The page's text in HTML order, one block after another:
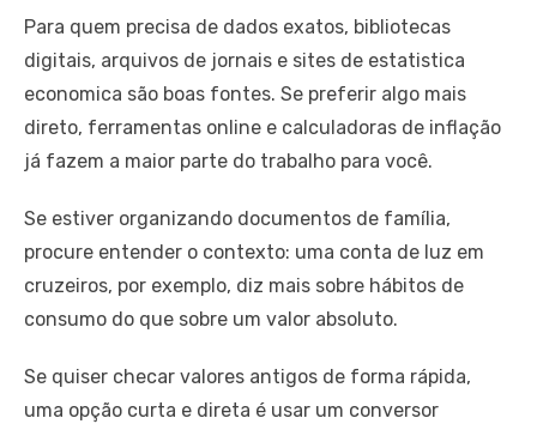
Para quem precisa de dados exatos, bibliotecas
digitais, arquivos de jornais e sites de estatistica
economica são boas fontes. Se preferir algo mais
direto, ferramentas online e calculadoras de inflação
já fazem a maior parte do trabalho para você.
Se estiver organizando documentos de família,
procure entender o contexto: uma conta de luz em
cruzeiros, por exemplo, diz mais sobre hábitos de
consumo do que sobre um valor absoluto.
Se quiser checar valores antigos de forma rápida,
uma opção curta e direta é usar um conversor